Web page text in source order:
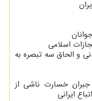
اسلامی
ماده ۱۱۱۷ قانون مدنی و الحاق سه تبصره به
خسارت ناشی از
ایرانی